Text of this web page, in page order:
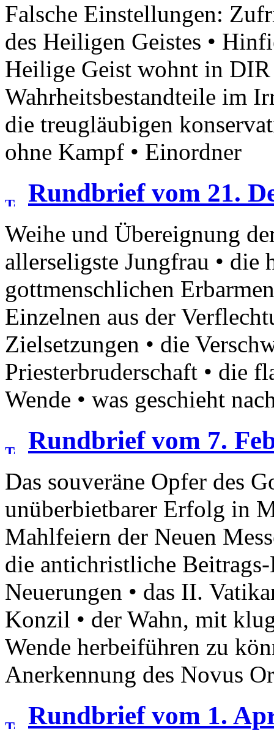
Falsche Einstellungen:
des Heiligen Geistes •
Heilige Geist wohnt in
Wahrheitsbestandteile im
die treugläubigen
ohne Kampf • Einordner
Rundbrief vom 21.
Weihe und Übereignung
allerseligste Jungfrau •
gottmenschlichen
Einzelnen aus der
Zielsetzungen • die
Priesterbruderschaft • die
Wende • was geschieht
Rundbrief vom 7.
Das souveräne Opfer des
unüberbietbarer Erfolg in
Mahlfeiern der Neuen
die antichristliche
Neuerungen • das II.
Konzil • der Wahn, mit
Wende herbeiführen zu
Anerkennung des Novus
Rundbrief vom 1.